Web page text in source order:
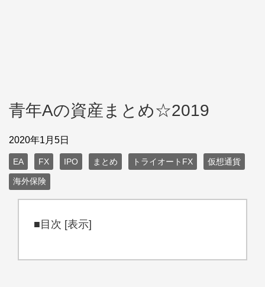
青年Aの資産まとめ☆2019
2020年1月5日
EA FX IPO まとめ トライオートFX 仮想通貨
海外保険
■目次 [表示]